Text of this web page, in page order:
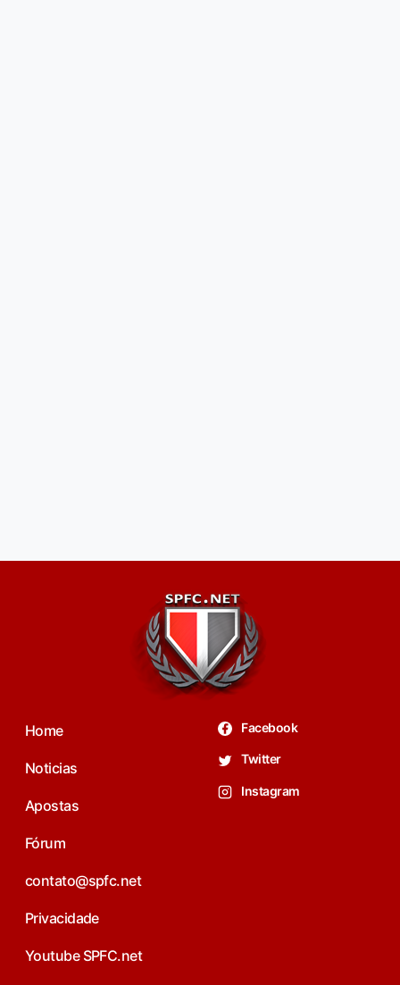
Home
Noticias
Apostas
Fórum
contato@spfc.net
Privacidade
Youtube SPFC.net
Facebook
Twitter
Instagram